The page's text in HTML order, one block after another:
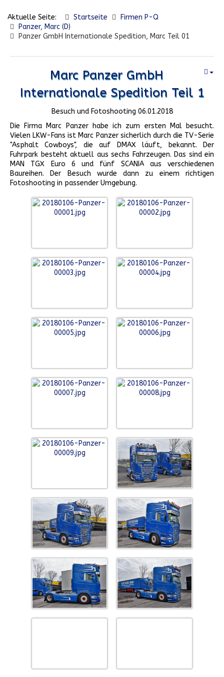
Aktuelle Seite: Startseite
Firmen P-Q
Panzer, Marc (D)
Panzer GmbH Internationale Spedition, Marc Teil 01
Marc Panzer GmbH
Internationale Spedition Teil 1
Besuch und Fotoshooting 06.01.2018
Die Firma Marc Panzer habe ich zum ersten Mal besucht.
Vielen LKW-Fans ist Marc Panzer sicherlich durch die TV-Serie
"Asphalt Cowboys", die auf DMAX läuft, bekannt. Der
Fuhrpark besteht aktuell aus sechs Fahrzeugen. Das sind ein
MAN TGX Euro 6 und fünf SCANIA aus verschiedenen
Baureihen. Der Besuch wurde dann zu einem richtigen
Fotoshooting in passender Umgebung.